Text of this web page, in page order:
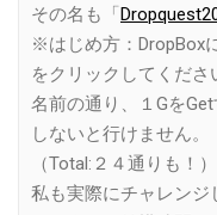
その名も「
※はじめ方：DropBox
をクリックしてくださ
名前の通り、１Gを
しないと行けません。
（Total:２４通りも！）
私も実際にチャレンジ